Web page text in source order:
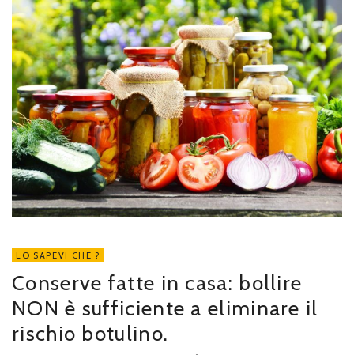
LO SAPEVI CHE ?
Conserve fatte in casa: bollire
NON è sufficiente a eliminare il
rischio botulino.